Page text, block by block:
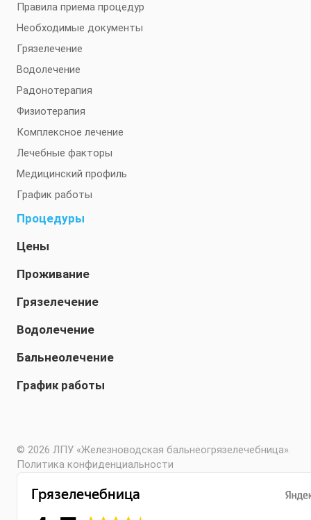
Правила приема процедур
Необходимые документы
Грязелечение
Водолечение
Радонотерапия
Физиотерапия
Комплексное лечение
Лечебные факторы
Медицинский профиль
График работы
Процедуры
Цены
Проживание
Грязелечение
Водолечение
Бальнеолечение
График работы
© 2026 ЛПУ «Железноводская бальнеогрязелечебница».
Политика конфиденциальности